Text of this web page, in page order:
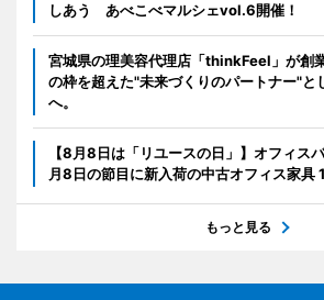
しあう あべこべマルシェvol.6開催！
宮城県の理美容代理店「thinkFeel」が創
の枠を超えた"未来づくりのパートナー"と
へ。
【8月8日は「リユースの日」】オフィス
月8日の節目に新入荷の中古オフィス家具
もっと見る